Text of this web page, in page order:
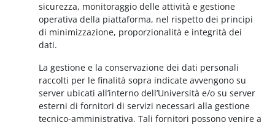
sicurezza, monitoraggio delle attività e gestione
operativa della piattaforma, nel rispetto dei principi
di minimizzazione, proporzionalità e integrità dei
dati.
La gestione e la conservazione dei dati personali
raccolti per le finalità sopra indicate avvengono su
server ubicati all’interno dell’Università e/o su server
esterni di fornitori di servizi necessari alla gestione
tecnico-amministrativa. Tali fornitori possono venire a